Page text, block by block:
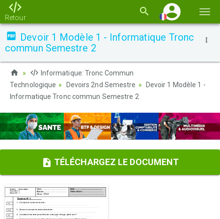
la
Retour
Devoir 1 Modèle 1 - Informatique Tronc
commun Semestre 2
Informatique: Tronc Commun
Technologique
Devoirs 2nd Semestre
Devoir 1 Modèle 1 -
Informatique Tronc commun Semestre 2
TÉLÉCHARGEZ LE DOCUMENT